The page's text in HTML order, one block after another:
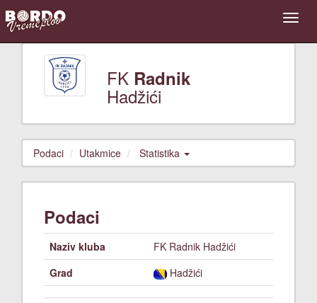
FK Radnik
Hadžići
Podaci Utakmice Statistika
Podaci
Naziv kluba
FK Radnik Hadžići
Grad
Hadžići